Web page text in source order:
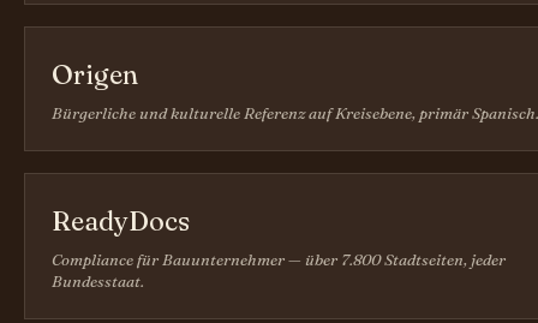
Origen
Bürgerliche und kulturelle Referenz auf Kreisebene, primär Spanisch.
ReadyDocs
Compliance für Bauunternehmer — über 7.800 Stadtseiten, jeder
Bundesstaat.